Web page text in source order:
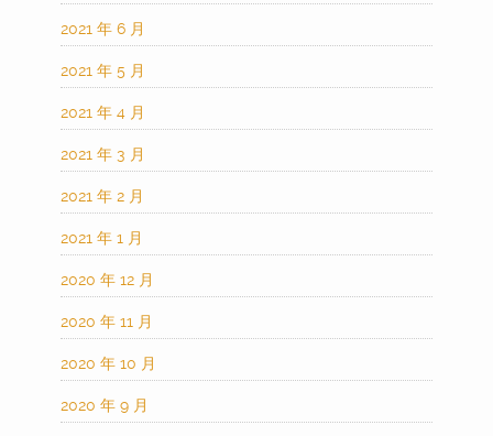
2021 年 6 月
2021 年 5 月
2021 年 4 月
2021 年 3 月
2021 年 2 月
2021 年 1 月
2020 年 12 月
2020 年 11 月
2020 年 10 月
2020 年 9 月